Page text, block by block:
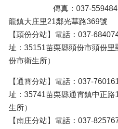
傳真：037-559484 地
龍鎮大庄里21鄰光華路369號
【頭份分站】電話：037-
址：35151苗栗縣頭份市頭份
份市衛生所）
【通霄分站】電話：037-
址：35741苗栗縣通霄鎮中正
生所）
【南庄分站】電話：037-